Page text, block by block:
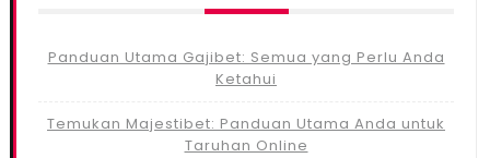
Panduan Utama Gajibet: Semua yang Perlu Anda
Ketahui
Temukan Majestibet: Panduan Utama Anda untuk
Taruhan Online